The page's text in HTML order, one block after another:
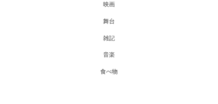
映画
舞台
雑記
音楽
食べ物